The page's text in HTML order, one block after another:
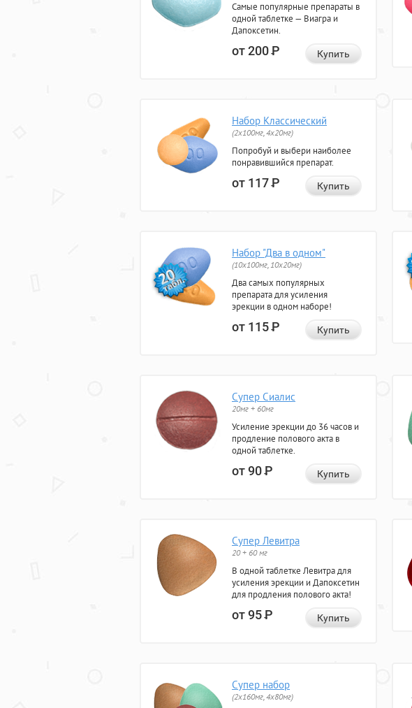
Самые популярные препараты в
одной таблетке — Виагра и
Дапоксетин.
от 200Р Купить
Набор Классический
(2x100мг, 4x20мг)
Попробуй и выбери наиболее
понравившийся препарат.
от 117Р Купить
Набор "Два в одном"
(10x100мг, 10x20мг)
Два самых популярных
препарата для усиления
эрекции в одном наборе!
от 115Р Купить
Супер Сиалис
20мг + 60мг
Усиление эрекции до 36 часов и
продление полового акта в
одной таблетке.
от 90Р Купить
Супер Левитра
20 + 60 мг
В одной таблетке Левитра для
усиления эрекции и Дапоксетин
для продления полового акта!
от 95Р Купить
Супер набор
(2х160мг, 4х80мг)